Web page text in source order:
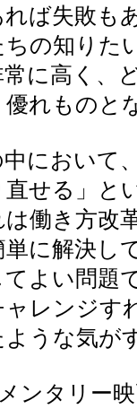
れば失敗も
ちの知りた
常に高く、
優れものと
において
直せる」と
は働き方改
単に解決し
てよい問題
ャレンジす
ような気が
ンタリー